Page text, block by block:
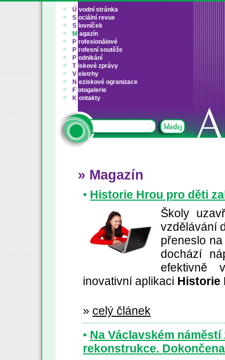
Ú vodní stránka
S ociální revue
S lovníček
M agazín
P rofesionálové
P rofesní soutěže
P odnikání
T iskové zprávy
V eletrhy
N eziskové ogranizace
F otogalerie
K ontakty
» Magazín
• Historie Hrou pro děti
Školy
vzdělávání
přeneslo
dochází
efektivně
inovativní aplikaci Historie
» celý článek
• Na Václavském
rekonstrukce.